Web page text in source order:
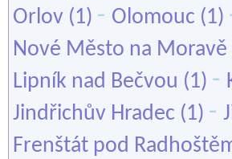
Orlov (1) - Olomouc (1)
Nové Město na Moravě
Lipník nad Bečvou (1) -
Jindřichův Hradec (1) -
Frenštát pod